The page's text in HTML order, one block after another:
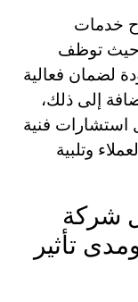
خدمات
حيث توظف
لضمان فعالية
إلى ذلك،
فنية
وتلبية
شركة
تأثير